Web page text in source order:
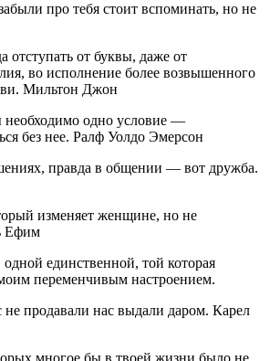
про тебя стоит вспоминать, но не
от буквы, даже от
во исполнение более возвышенного
Мильтон Джон
одно условие —
без нее. Ралф Уолдо Эмерсон
правда в общении — вот дружба.
изменяет женщине, но не
Ефим
единственной, той которая
переменчивым настроением.
не продавали нас выдали даром. Карел